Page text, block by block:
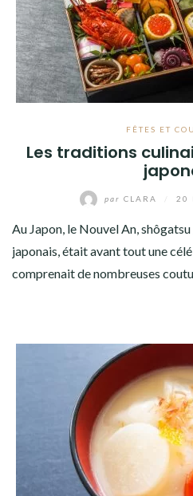
FÊTES ET
Les traditions
par CLARA 20
Au Japon, le Nouvel An,
japonais, était avant tout une
comprenait de nombreuses